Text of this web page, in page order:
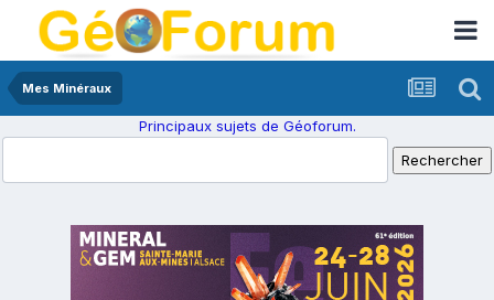
Mes Minéraux
Principaux sujets de Géoforum.